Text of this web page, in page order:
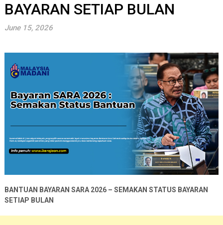
BAYARAN SETIAP BULAN
June 15, 2026
BANTUAN BAYARAN SARA 2026 – SEMAKAN STATUS BAYARAN
SETIAP BULAN